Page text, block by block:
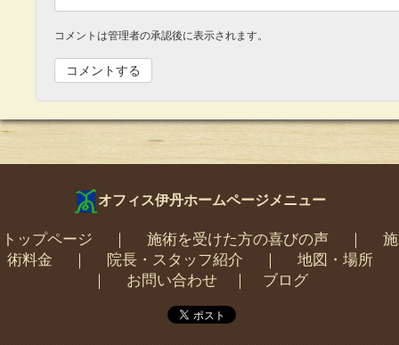
コメントは管理者の承認後に表示されます。
オフィス伊丹ホームページメニュー
トップページ ｜ 施術を受けた方の喜びの声｜ 施
術料金 ｜ 院長・スタッフ紹介 ｜ 地図・場所
｜ お問い合わせ｜ ブログ